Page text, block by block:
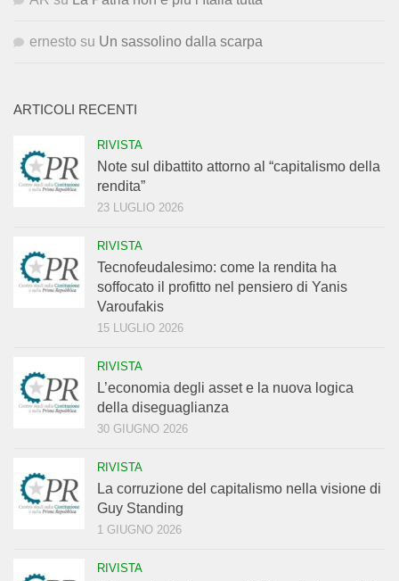
ernesto su Un sassolino dalla scarpa
ARTICOLI RECENTI
RIVISTA
Note sul dibattito attorno al “capitalismo della
rendita”
23 LUGLIO 2026
RIVISTA
Tecnofeudalesimo: come la rendita ha
soffocato il profitto nel pensiero di Yanis
Varoufakis
15 LUGLIO 2026
RIVISTA
L’economia degli asset e la nuova logica
della diseguaglianza
30 GIUGNO 2026
RIVISTA
La corruzione del capitalismo nella visione di
Guy Standing
1 GIUGNO 2026
RIVISTA